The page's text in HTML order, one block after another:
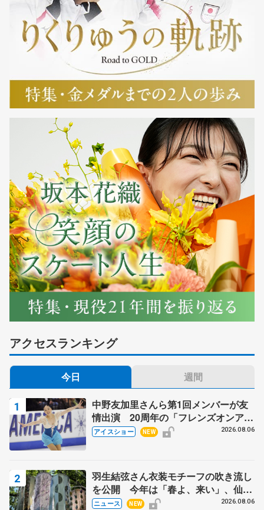
アクセスランキング
今日 週間
中野友加里さんら第1回メンバーが友
情出演 20周年の「フレンズオンアイ
ス」 宮本賢二さん、有川梨絵さん、
アイスショー NEW 2026.08.06
羽生結弦さん衣装モチーフの吹き流し
を公開 今年は「春よ、来い」、仙台
の瑞鳳殿
ニュース NEW 2026.08.06